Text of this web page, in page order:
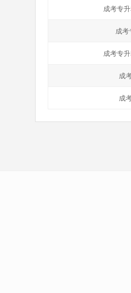
成考专
成
成考专
成
成